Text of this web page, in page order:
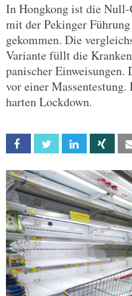
In Hongkong ist die
mit der Pekinger
gekommen. Die
Variante füllt die
panischer
vor einer
harten Lockdown.
Facebook Twitter Linkedin Xing